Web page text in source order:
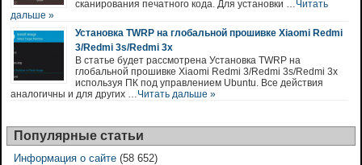
сканирования печатного кода. Для установки …Читать
дальше »
Установка TWRP на глобальной прошивке Xiaomi Redmi
3/Redmi 3s/Redmi 3x
В статье будет рассмотрена Установка TWRP на
глобальной прошивке Xiaomi Redmi 3/Redmi 3s/Redmi 3x
используя ПК под управлением Ubuntu. Все действия
аналогичны и для других …Читать дальше »
Популярные статьи
Информация о сайте (58 652)